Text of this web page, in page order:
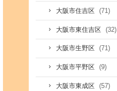
大阪市住吉区 (71)
大阪市東住吉区 (32)
大阪市生野区 (71)
大阪市平野区 (9)
大阪市東成区 (57)